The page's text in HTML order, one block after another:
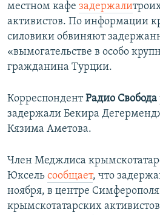
местном кафе задержали
активистов. По информации
силовики обвиняют
«вымогательстве в особо
гражданина Турции.
КорреспондентРадио Свобода
задержали Бекира
Кязима Аметова.
Член Меджлиса
Юксель сообщает, что
ноября, в центре Симферополя
крымскотатарских